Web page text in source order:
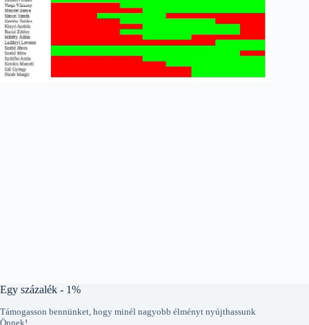
Egy százalék - 1%
Támogasson bennünket, hogy minél nagyobb élményt nyújthassunk
Önnek!